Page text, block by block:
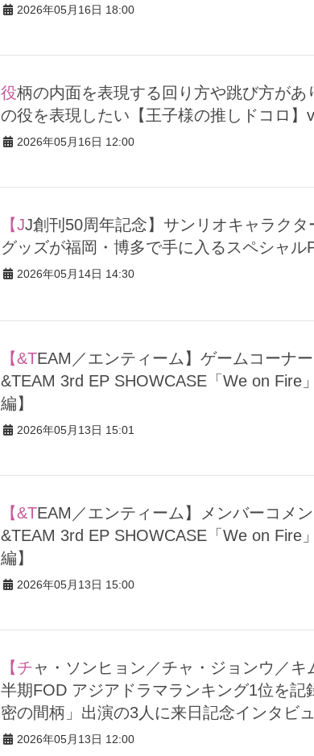
2026年05月16日 18:00
役柄の内面を表現する回り方や跳び方があり、すべてを使ってそ
の役を表現したい【王子様の推しドコロ
2026年05月16日 12:00
【JJ創刊50周年記念】サンリオキャラクターズとコラボした限定
グッズが福岡・博多で手に入るスペシャル
2026年05月14日 14:30
【&TEAM／エンティーム】ゲームコーナーで大盛り上がり♡
&TEAM 3rd EP SHOWCASE「We on Fire
編】
2026年05月13日 15:01
【&TEAM／エンティーム】メンバーコメントもたっぷりお届け！
&TEAM 3rd EP SHOWCASE「We on Fire
編】
2026年05月13日 15:00
【チャ・ソンヒョン／チャ・ジョンウ／キム・ホヨン】2025年上
半期FOD アジアドラマランキング1位を記
密の間柄」出演の3人に来日記念インタビ
2026年05月13日 12:00